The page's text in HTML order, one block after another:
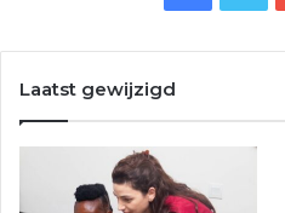
Laatst gewijzigd